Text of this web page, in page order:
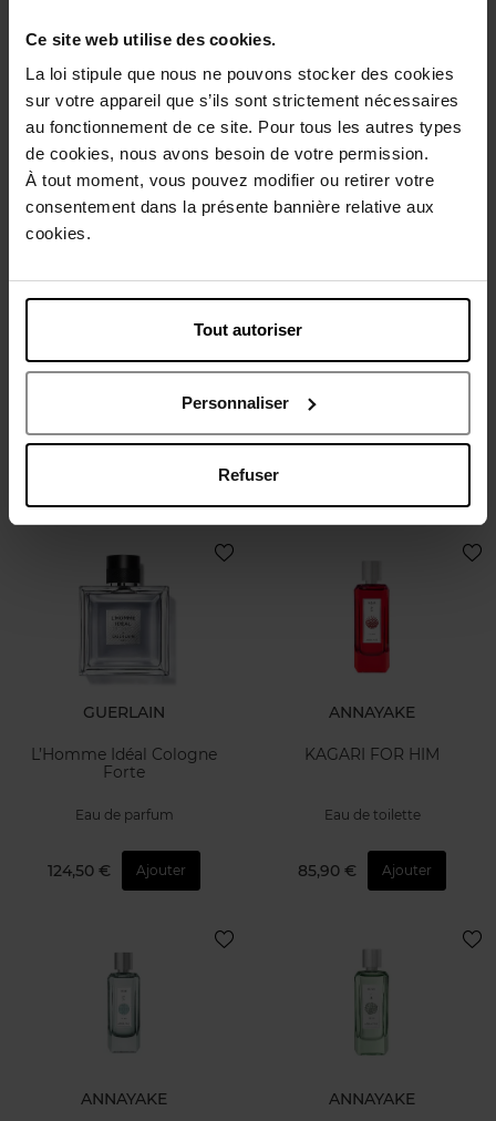
Ce site web utilise des cookies.
La loi stipule que nous ne pouvons stocker des cookies
sur votre appareil que s’ils sont strictement nécessaires
au fonctionnement de ce site. Pour tous les autres types
de cookies, nous avons besoin de votre permission.
À tout moment, vous pouvez modifier ou retirer votre
consentement dans la présente bannière relative aux
cookies.
Tout autoriser
Personnaliser
Refuser
Eau de parfum
130,50 € Ajouter 86,50 € Ajouter
JEAN PAUL GAULTIER
SCANDAL POUR HOMME
NARCISO RODRIGUEZ
For Him Musc Santal Eau de
GUERLAIN
L’Homme Idéal Cologne
Forte
Eau de parfum
124,50 € Ajouter
ANNAYAKE
KAGARI FOR HIM
Eau de toilette
85,90 € Ajouter
ANNAYAKE ANNAYAKE